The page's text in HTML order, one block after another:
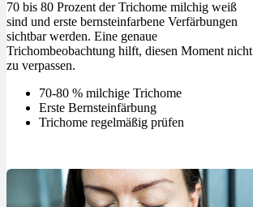
70 bis 80 Prozent der Trichome milchig weiß
sind und erste bernsteinfarbene Verfärbungen
sichtbar werden. Eine genaue
Trichombeobachtung hilft, diesen Moment nicht
zu verpassen.
70-80 % milchige Trichome
Erste Bernsteinfärbung
Trichome regelmäßig prüfen